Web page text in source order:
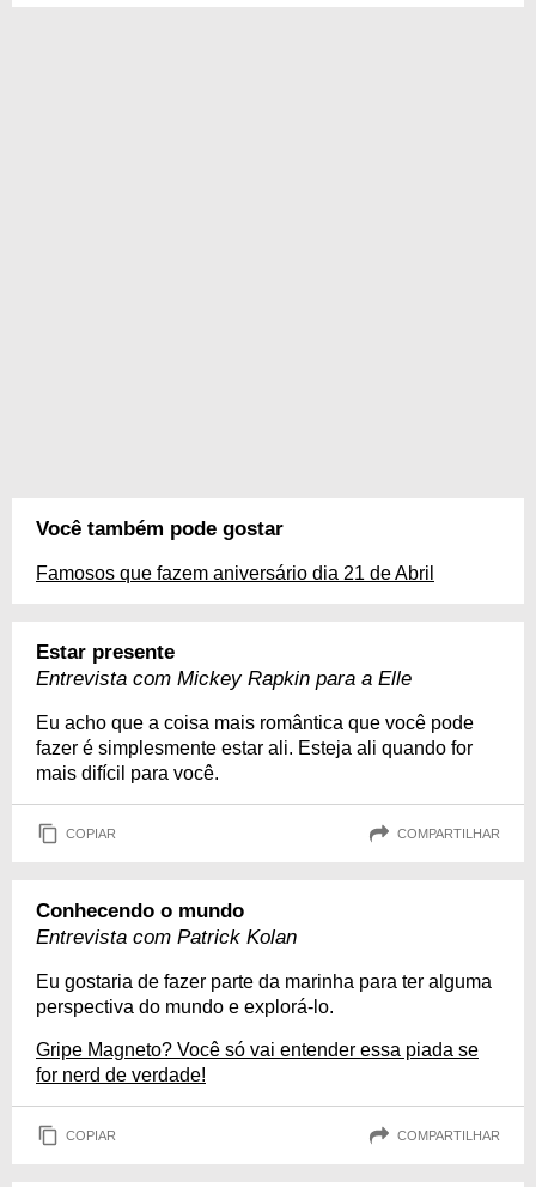
Você também pode gostar
Famosos que fazem aniversário dia 21 de Abril
Estar presente
Entrevista com Mickey Rapkin para a Elle
Eu acho que a coisa mais romântica que você pode
fazer é simplesmente estar ali. Esteja ali quando for
mais difícil para você.
COPIAR COMPARTILHAR
Conhecendo o mundo
Entrevista com Patrick Kolan
Eu gostaria de fazer parte da marinha para ter alguma
perspectiva do mundo e explorá-lo.
Gripe Magneto? Você só vai entender essa piada se
for nerd de verdade!
COPIAR COMPARTILHAR